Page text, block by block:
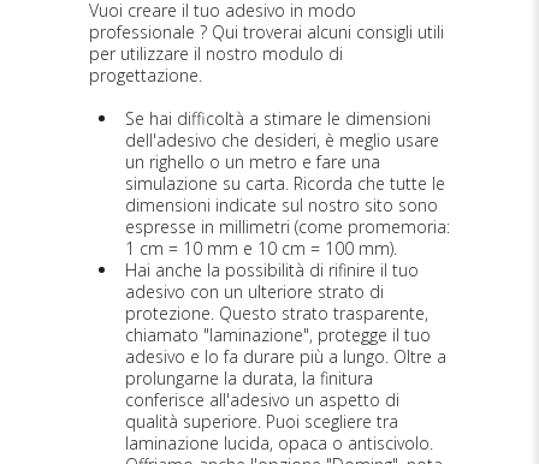
Vuoi creare il tuo adesivo in modo
professionale ? Qui troverai alcuni consigli utili
per utilizzare il nostro modulo di
progettazione.
Se hai difficoltà a stimare le dimensioni
dell'adesivo che desideri, è meglio usare
un righello o un metro e fare una
simulazione su carta. Ricorda che tutte le
dimensioni indicate sul nostro sito sono
espresse in millimetri (come promemoria:
1 cm = 10 mm e 10 cm = 100 mm).
Hai anche la possibilità di rifinire il tuo
adesivo con un ulteriore strato di
protezione. Questo strato trasparente,
chiamato "laminazione", protegge il tuo
adesivo e lo fa durare più a lungo. Oltre a
prolungarne la durata, la finitura
conferisce all'adesivo un aspetto di
qualità superiore. Puoi scegliere tra
laminazione lucida, opaca o antiscivolo.